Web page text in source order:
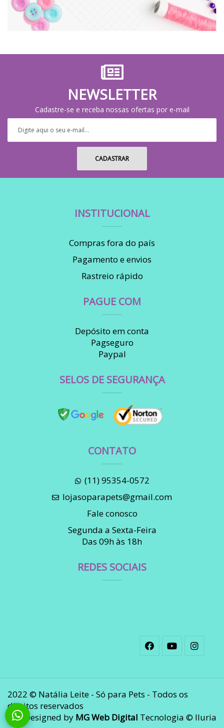
NEWSLETTER
Cadastre-se e receba nossas ofertas por e-mail
INSTITUCIONAL
Compras fora do país
Pagamento e envios
Rastreio rápido
PAGUE COM
Depósito em conta
Pagseguro
Paypal
SELOS DE SEGURANÇA
CONTATO
(11) 95354-0572
lojasoparapets@gmail.com
Fale conosco
Segunda a Sexta-Feira
Das 09h às 18h
REDES SOCIAIS
2022 © Natália Leite - Só para Pets - Todos os
direitos reservados
Designed by MG Web Digital Tecnologia © Iluria